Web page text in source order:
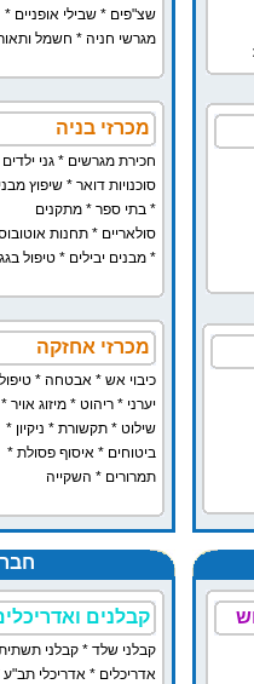
שצ"פים * שבילי אופניים *
מגרשי חניה * חשמל
מכרזי בניה
חכירת מגרשים * גני ילדים
סוכנויות דואר * שיפוץ
* בתי ספר * מתקנים
סולאריים * תחנות
* מבנים יבילים * טיפול
מכרזי אחזקה
כיבוי אש * אבטחה * טיפול
יערני * ריהוט * מיזוג אויר *
שילוט * תקשורת * ניקיון *
ביטוחים * איסוף פסולת *
תמרורים * השקייה
קבלנים
קבלני שלד * קבלני
אדריכלים * אדריכלי תב"ע